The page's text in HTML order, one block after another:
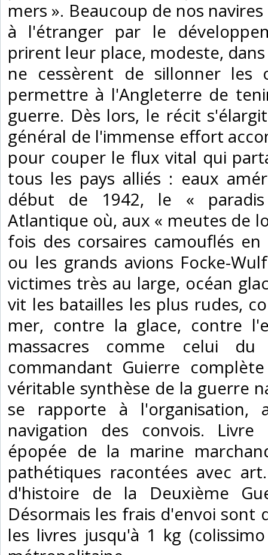
mers ». Beaucoup de nos
à l'étranger par le
prirent leur place, modeste,
ne cessèrent de sillonner les
permettre à l'Angleterre de
guerre. Dès lors, le récit
général de l'immense effort
pour couper le flux vital qui
tous les pays alliés : eaux
début de 1942, le « paradis
Atlantique où, aux « meutes de
fois des corsaires camouflés
ou les grands avions Focke-
victimes très au large, océan
vit les batailles les plus rudes,
mer, contre la glace, contre
massacres comme celui
commandant Guierre
véritable synthèse de la guerre
se rapporte à l'organisation,
navigation des convois. Livre
épopée de la marine
pathétiques racontées avec
d'histoire de la Deuxième
Désormais les frais d'envoi sont
les livres jusqu'à 1 kg